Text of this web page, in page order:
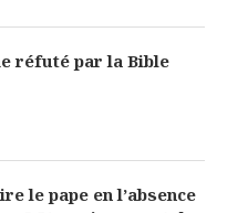
réfuté par la Bible
le pape en l’absence